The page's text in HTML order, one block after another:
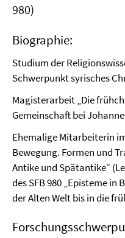
980)
Biographie:
Studium der
Schwerpunkt syrisches
Magisterarbeit „Die
Gemeinschaft bei
Ehemalige Mitarbeiterin
Bewegung. Formen und
Antike und Spätantike“
des SFB 980 „Episteme in
der Alten Welt bis in die